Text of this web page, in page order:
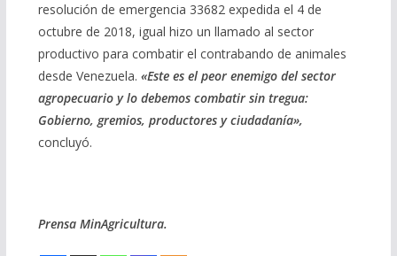
resolución de emergencia 33682 expedida el 4 de
octubre de 2018, igual hizo un llamado al sector
productivo para combatir el contrabando de animales
desde Venezuela. «Este es el peor enemigo del sector
agropecuario y lo debemos combatir sin tregua:
Gobierno, gremios, productores y ciudadanía»,
concluyó.​
Prensa MinAgricultura.